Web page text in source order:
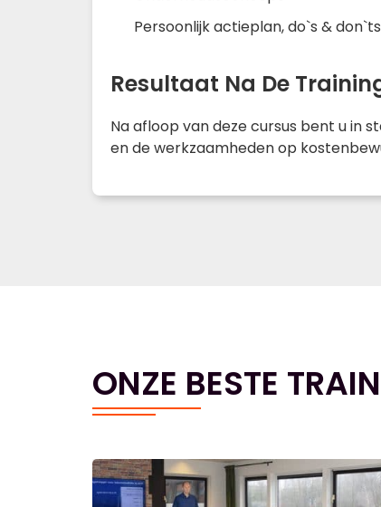
Persoonlijk actieplan, do`s & don`ts
Resultaat Na De
Na afloop van deze cursus bent u in
en de werkzaamheden op
ONZE BESTE